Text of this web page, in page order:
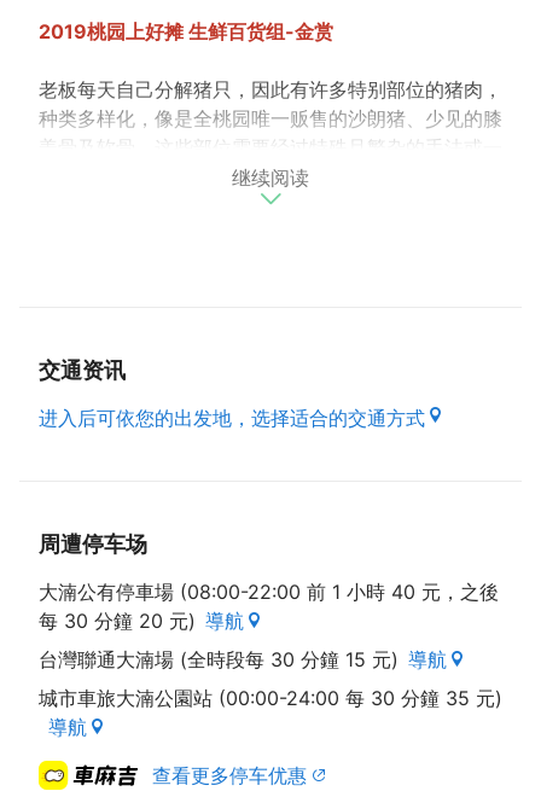
2019桃园上好摊 生鲜百货组-金赏
老板每天自己分解猪只，因此有许多特别部位的猪肉，
种类多样化，像是全桃园唯一贩售的沙朗猪、少见的膝
盖骨及软骨，这些部位需要经过特殊且繁杂的手法或一
定的量才得以取得。32年前，老板见一对夫妻烦恼在
超级市场购入的单份排骨包装份量太多，因此老板便开
继续阅读
交通资讯
进入后可依您的出发地，选择适合的交通方式
周遭停车场
大湳公有停車場 (08:00-22:00 前 1 小時 40 元，之後
每 30 分鐘 20 元) 導航
台灣聯通大湳場 (全時段每 30 分鐘 15 元) 導航
城市車旅大湳公園站 (00:00-24:00 每 30 分鐘 35 元)
導航
查看更多停车优惠